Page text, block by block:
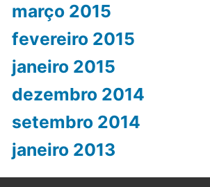
março 2015
fevereiro 2015
janeiro 2015
dezembro 2014
setembro 2014
janeiro 2013